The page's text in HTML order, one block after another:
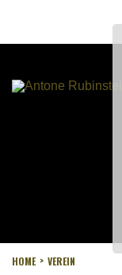
HOME VEREIN